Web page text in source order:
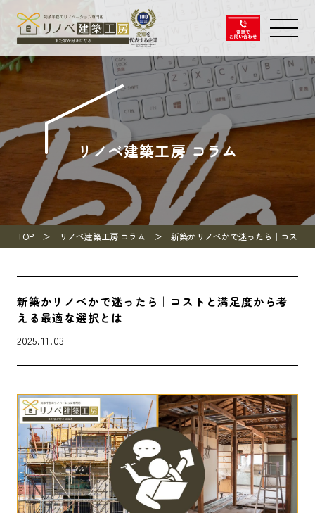
リノベ建築工房 コラム
TOP リノベ建築工房 コラム 新築かリノベかで迷ったら｜コスト
新築かリノベかで迷ったら｜コストと満足度から考
える最適な選択とは
2025.11.03